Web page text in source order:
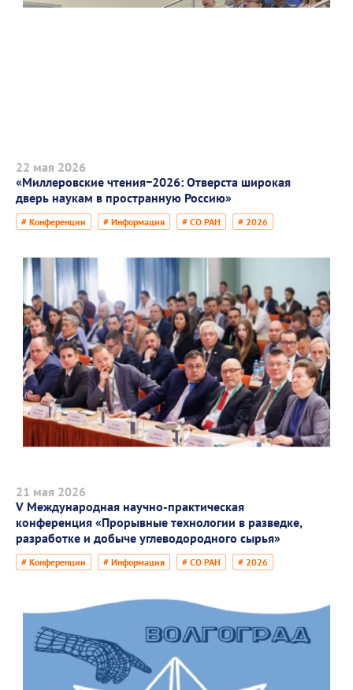
22 мая 2026
«Миллеровские чтения−2026: Отверста широкая
дверь наукам в пространную Россию»
# Конференции # Информация # СО РАН # 2026
21 мая 2026
V Международная научно-практическая
конференция «Прорывные технологии в разведке,
разработке и добыче углеводородного сырья»
# Конференции # Информация # СО РАН # 2026